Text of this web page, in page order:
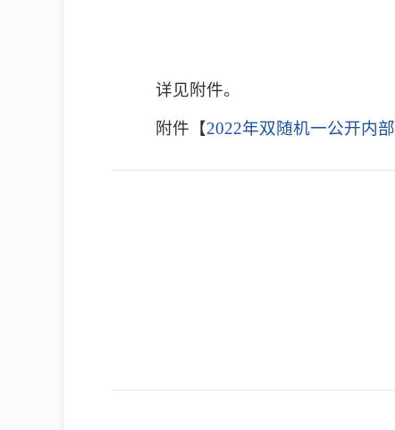
详见附件。
附件【2022年双随机一公开内